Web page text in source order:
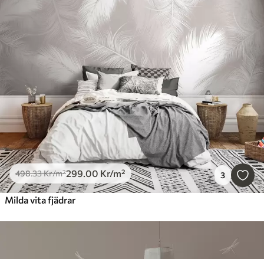
498.33Kr/m²299.00 Kr/m² 3
Milda vita fjädrar